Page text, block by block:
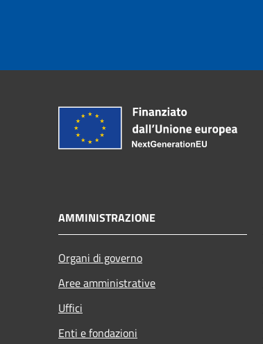
AMMINISTRAZIONE
Organi di governo
Aree amministrative
Uffici
Enti e fondazioni